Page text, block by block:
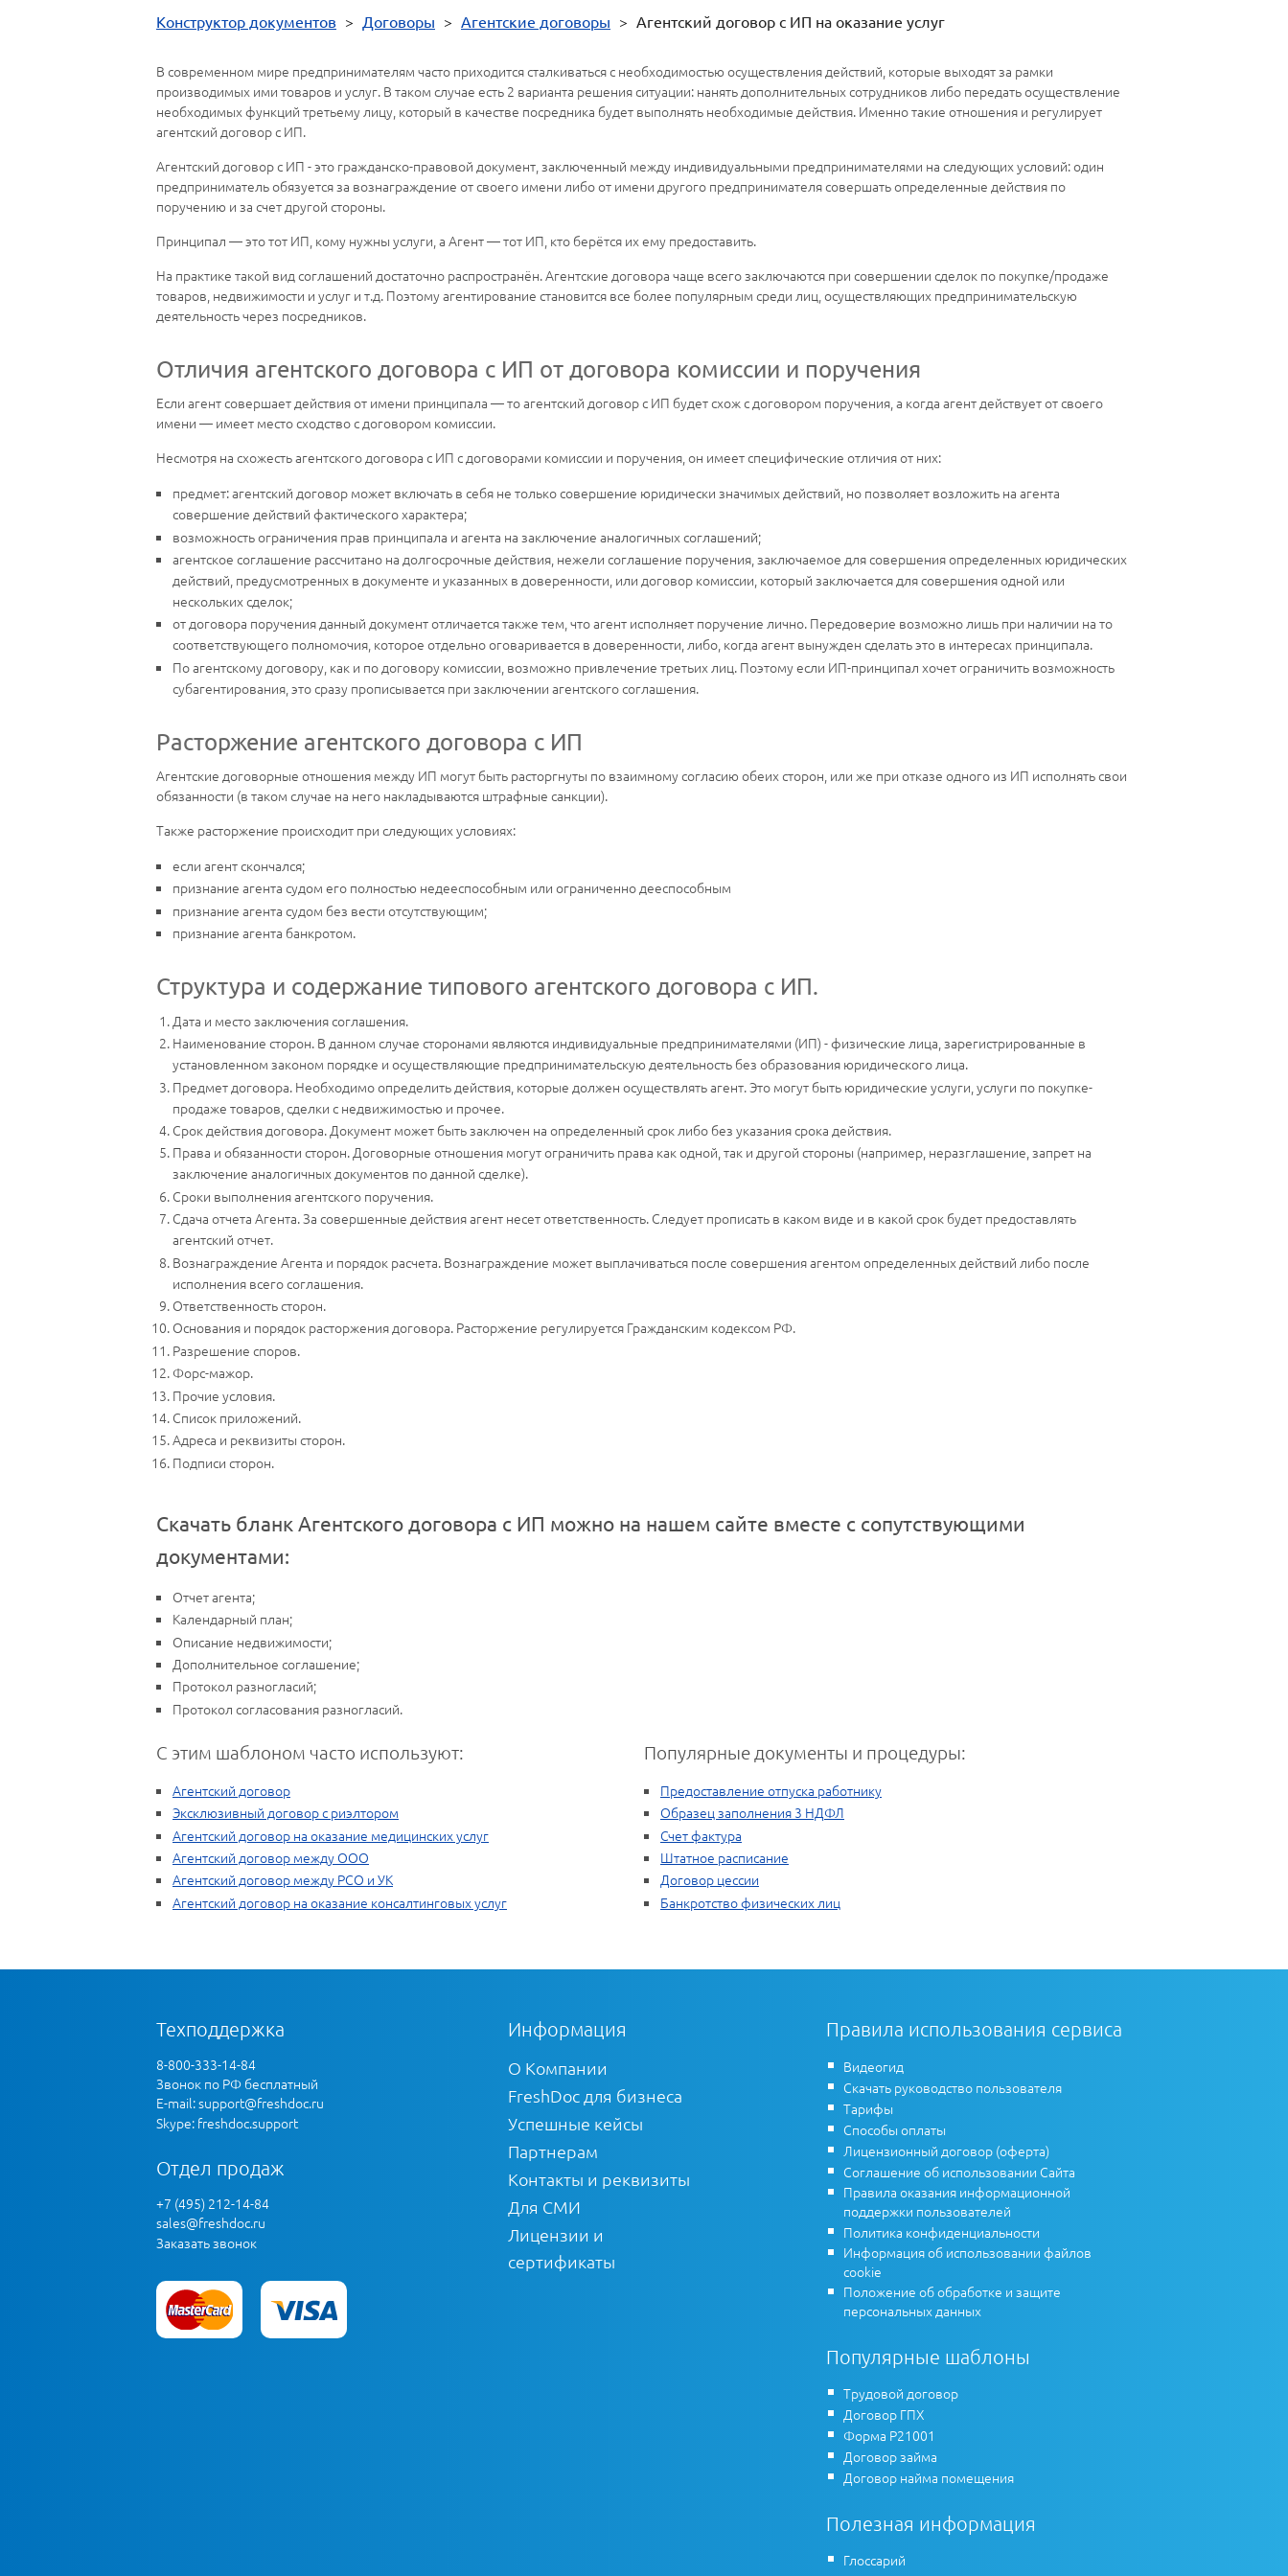
Конструктор документов > Договоры > Агентские договоры > Агентский договор с ИП на оказание услуг
В современном мире предпринимателям часто приходится сталкиваться с необходимостью осуществления действий, которые выходят за рамки
производимых ими товаров и услуг. В таком случае есть 2 варианта решения ситуации: нанять дополнительных сотрудников либо передать осуществление
необходимых функций третьему лицу, который в качестве посредника будет выполнять необходимые действия. Именно такие отношения и регулирует
агентский договор с ИП.
Агентский договор с ИП - это гражданско-правовой документ, заключенный между индивидуальными предпринимателями на следующих условий: один
предприниматель обязуется за вознаграждение от своего имени либо от имени другого предпринимателя совершать определенные действия по
поручению и за счет другой стороны.
Принципал — это тот ИП, кому нужны услуги, а Агент — тот ИП, кто берётся их ему предоставить.
На практике такой вид соглашений достаточно распространён. Агентские договора чаще всего заключаются при совершении сделок по покупке/продаже
товаров, недвижимости и услуг и т.д. Поэтому агентирование становится все более популярным среди лиц, осуществляющих предпринимательскую
деятельность через посредников.
Отличия агентского договора с ИП от договора комиссии и поручения
Если агент совершает действия от имени принципала — то агентский договор с ИП будет схож с договором поручения, а когда агент действует от своего
имени — имеет место сходство с договором комиссии.
Несмотря на схожесть агентского договора с ИП с договорами комиссии и поручения, он имеет специфические отличия от них:
предмет: агентский договор может включать в себя не только совершение юридически значимых действий, но позволяет возложить на агента
совершение действий фактического характера;
возможность ограничения прав принципала и агента на заключение аналогичных соглашений;
агентское соглашение рассчитано на долгосрочные действия, нежели соглашение поручения, заключаемое для совершения определенных юридических
действий, предусмотренных в документе и указанных в доверенности, или договор комиссии, который заключается для совершения одной или
нескольких сделок;
от договора поручения данный документ отличается также тем, что агент исполняет поручение лично. Передоверие возможно лишь при наличии на то
соответствующего полномочия, которое отдельно оговаривается в доверенности, либо, когда агент вынужден сделать это в интересах принципала.
По агентскому договору, как и по договору комиссии, возможно привлечение третьих лиц. Поэтому если ИП-принципал хочет ограничить возможность
субагентирования, это сразу прописывается при заключении агентского соглашения.
Расторжение агентского договора с ИП
Агентские договорные отношения между ИП могут быть расторгнуты по взаимному согласию обеих сторон, или же при отказе одного из ИП исполнять свои
обязанности (в таком случае на него накладываются штрафные санкции).
Также расторжение происходит при следующих условиях:
если агент скончался;
признание агента судом его полностью недееспособным или ограниченно дееспособным
признание агента судом без вести отсутствующим;
признание агента банкротом.
Структура и содержание типового агентского договора с ИП.
Дата и место заключения соглашения.
Наименование сторон. В данном случае сторонами являются индивидуальные предпринимателями (ИП) - физические лица, зарегистрированные в
установленном законом порядке и осуществляющие предпринимательскую деятельность без образования юридического лица.
Предмет договора. Необходимо определить действия, которые должен осуществлять агент. Это могут быть юридические услуги, услуги по покупке-
продаже товаров, сделки с недвижимостью и прочее.
Срок действия договора. Документ может быть заключен на определенный срок либо без указания срока действия.
Права и обязанности сторон. Договорные отношения могут ограничить права как одной, так и другой стороны (например, неразглашение, запрет на
заключение аналогичных документов по данной сделке).
Сроки выполнения агентского поручения.
Сдача отчета Агента. За совершенные действия агент несет ответственность. Следует прописать в каком виде и в какой срок будет предоставлять
агентский отчет.
Вознаграждение Агента и порядок расчета. Вознаграждение может выплачиваться после совершения агентом определенных действий либо после
исполнения всего соглашения.
Ответственность сторон.
Основания и порядок расторжения договора. Расторжение регулируется Гражданским кодексом РФ.
Разрешение споров.
Форс-мажор.
Прочие условия.
Список приложений.
Адреса и реквизиты сторон.
Подписи сторон.
Скачать бланк Агентского договора с ИП можно на нашем сайте вместе с сопутствующими
документами:
Отчет агента;
Календарный план;
Описание недвижимости;
Дополнительное соглашение;
Протокол разногласий;
Протокол согласования разногласий.
С этим шаблоном часто используют:
Агентский договор
Эксклюзивный договор с риэлтором
Агентский договор на оказание медицинских услуг
Агентский договор между ООО
Агентский договор между РСО и УК
Агентский договор на оказание консалтинговых услуг
Популярные документы и процедуры:
Предоставление отпуска работнику
Образец заполнения 3 НДФЛ
Счет фактура
Штатное расписание
Договор цессии
Банкротство физических лиц
Техподдержка
8-800-333-14-84
Звонок по РФ бесплатный
E-mail:support@freshdoc.ru
Skype: freshdoc.support
Отдел продаж
+7 (495) 212-14-84
sales@freshdoc.ru
Заказать звонок
Информация
О Компании
FreshDoc для бизнеса
Успешные кейсы
Партнерам
Контакты и реквизиты
Для СМИ
Лицензии и
сертификаты
Правила использования сервиса
Видеогид
Скачать руководство пользователя
Тарифы
Способы оплаты
Лицензионный договор (оферта)
Соглашение об использовании Сайта
Правила оказания информационной
поддержки пользователей
Политика конфиденциальности
Информация об использовании файлов
cookie
Положение об обработке и защите
персональных данных
Популярные шаблоны
Трудовой договор
Договор ГПХ
Форма Р21001
Договор займа
Договор найма помещения
Полезная информация
Глоссарий